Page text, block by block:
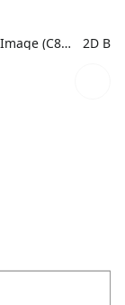
2D Right PNG Image (C8N1)